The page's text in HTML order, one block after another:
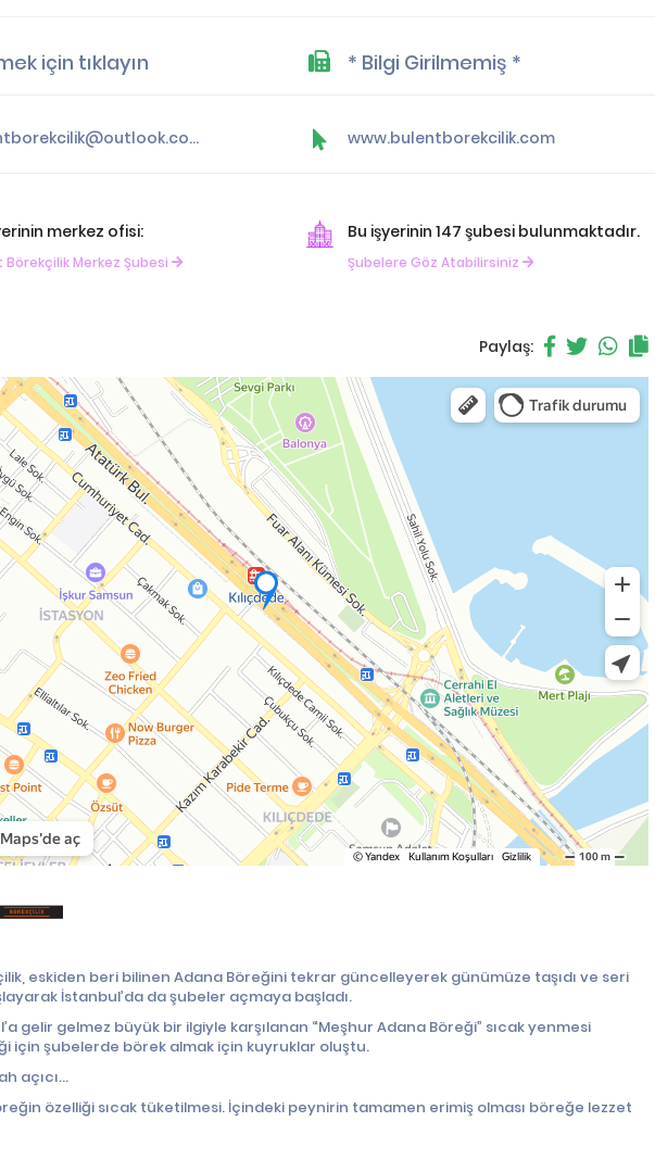
için tıklayın * Bilgi Girilmemiş *
bulentborekcilik@outlook.com.tr www.bulentborekcilik.com
merkez ofisi:
Börekçilik Merkez Şubesi
Bu işyerinin 147 şubesi bulunmaktadır.
Şubelere Göz Atabilirsiniz
Paylaş:
eskiden beri bilinen Adana Böreğini tekrar güncelleyerek günümüze taşıdı ve seri
İstanbul’da da şubeler açmaya başladı.
gelir gelmez büyük bir ilgiyle karşılanan “Meşhur Adana Böreği” sıcak yenmesi
için şubelerde börek almak için kuyruklar oluştu.
açıcı...
özelliği sıcak tüketilmesi. İçindeki peynirin tamamen erimiş olması böreğe lezzet